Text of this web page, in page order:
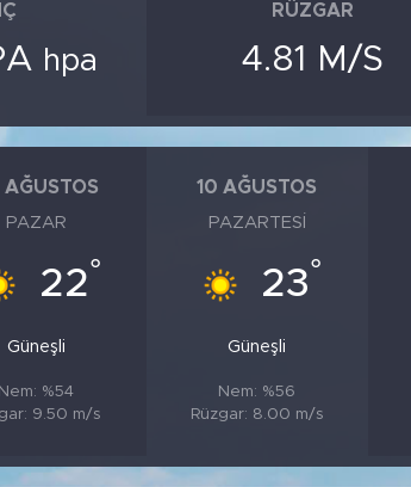
hpa
RÜZGAR
4.81 M/S
PAZAR
22°
Güneşli
Nem: %54
9.50 m/s
10 AĞUSTOS
PAZARTESI
23°
Güneşli
Nem: %56
Rüzgar: 8.00 m/s